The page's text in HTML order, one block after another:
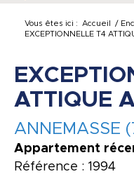
Vous êtes ici : Accueil /
EXCEPTIONNELLE T4
ATTIQUE
ANNEMASSE
Appartement
Référence : 1994